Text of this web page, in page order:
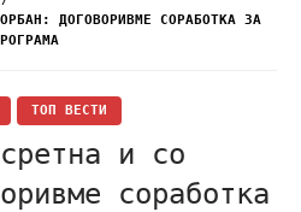
ДОГОВОРИВМЕ СОРАБОТКА ЗА
ТОП ВЕСТИ
и со
соработка